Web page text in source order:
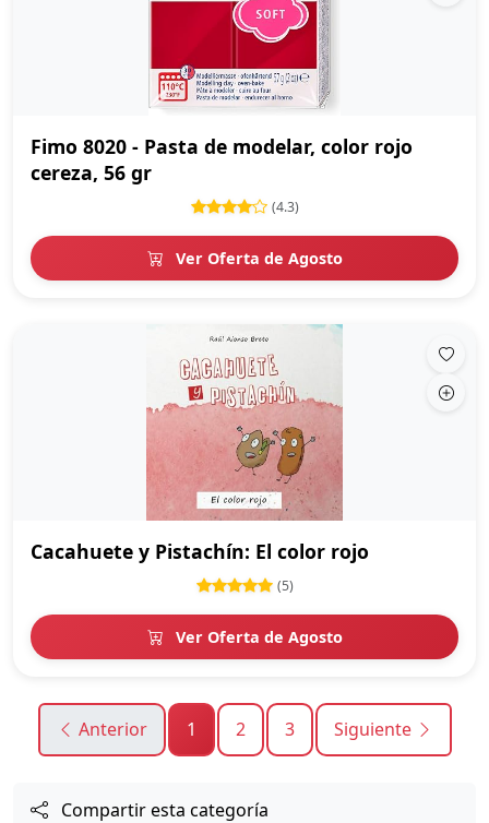
Fimo 8020 - Pasta de modelar, color rojo
cereza, 56 gr
(4.3)
Ver Oferta de Agosto
Cacahuete y Pistachín: El color rojo
(5)
Ver Oferta de Agosto
Anterior 1 2 3 Siguiente
Compartir esta categoría